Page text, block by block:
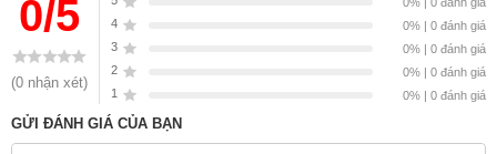
Bernard B. Fall gọi là ‘một góc địa ngục’.”
- Nhà xuất bản Asia
---
Ảnh bìa - tranh củaPhạm Thanh Tâm
ra mặt trận, Điện Biên Phủ, 1954, Bút sáp trên giấy, 32x20 cm, bộ
0/5
(0 nhận xét)
4
0% | 0 đánh giá
3
0% | 0 đánh giá
2
0% | 0 đánh giá
1
0% | 0 đánh giá
GỬI ĐÁNH GIÁ CỦA BẠN